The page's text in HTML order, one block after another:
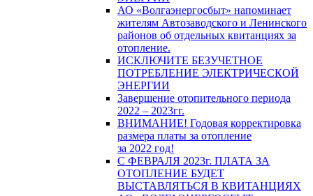
АО «Волгаэнергосбыт» напоминает
жителям Автозаводского и Ленинского
районов об отдельных квитанциях за
отопление.
ИСКЛЮЧИТЕ БЕЗУЧЕТНОЕ
ПОТРЕБЛЕНИЕ ЭЛЕКТРИЧЕСКОЙ
ЭНЕРГИИ
Завершение отопительного периода
2022 – 2023гг.
ВНИМАНИЕ! Годовая корректировка
размера платы за отопление
за 2022 год!
С ФЕВРАЛЯ 2023г. ПЛАТА ЗА
ОТОПЛЕНИЕ БУДЕТ
ВЫСТАВЛЯТЬСЯ В КВИТАНЦИЯХ